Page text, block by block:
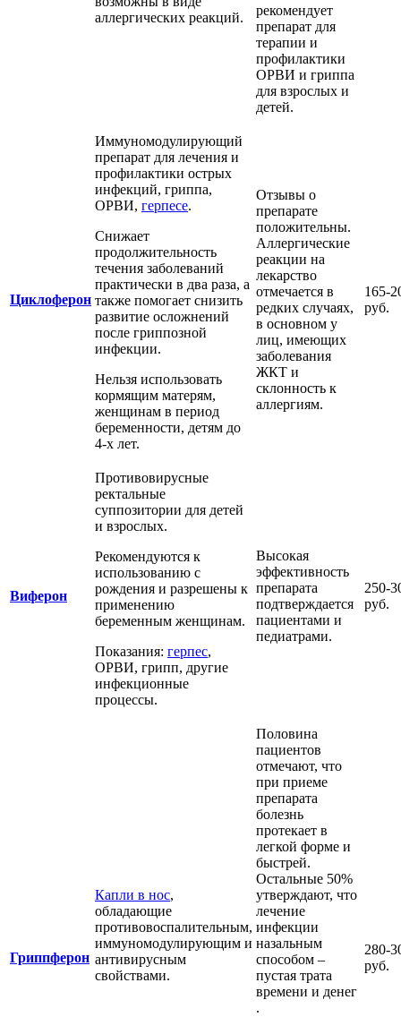
аллергических реакций.
рекомендует
препарат для
терапии и
профилактики
ОРВИ и гриппа
для взрослых и
детей.
Циклоферон
Иммуномодулирующий
препарат для лечения и
профилактики острых
инфекций, гриппа,
ОРВИ, герпесе.
Снижает
продолжительность
течения заболеваний
практически в два раза, а
также помогает снизить
развитие осложнений
после гриппозной
инфекции.
Нельзя использовать
кормящим матерям,
женщинам в период
беременности, детям до
4-х лет.
Отзывы о
препарате
положительны.
Аллергические
реакции на
лекарство
отмечается в
редких случаях,
в основном у
лиц, имеющих
заболевания
ЖКТ и
склонность к
аллергиям.
165-
руб.
Виферон
Противовирусные
ректальные
суппозитории для детей
и взрослых.
Рекомендуются к
использованию с
рождения и разрешены к
применению
беременным женщинам.
Показания: герпес,
ОРВИ, грипп, другие
инфекционные
процессы.
Высокая
эффективность
препарата
подтверждается
пациентами и
педиатрами.
250-
руб.
Гриппферон
Капли в нос,
обладающие
противовоспалительным,
иммуномодулирующим и
антивирусным
свойствами.
Половина
пациентов
отмечают, что
при приеме
препарата
болезнь
протекает в
легкой форме и
быстрей.
Остальные 50%
утверждают, что
лечение
инфекции
назальным
способом –
пустая трата
времени и денег
.
280-
руб.